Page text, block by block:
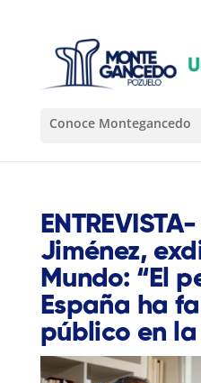
Jiménez,
Mundo: “El
España ha
público en